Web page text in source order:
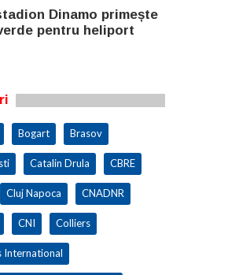
Dinamo primește
pentru heliport
Bogart Brasov
Catalin Drula CBRE
Cluj Napoca CNADNR
CNI Colliers
International